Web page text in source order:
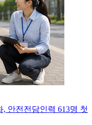
안전전담인력 613명 첫